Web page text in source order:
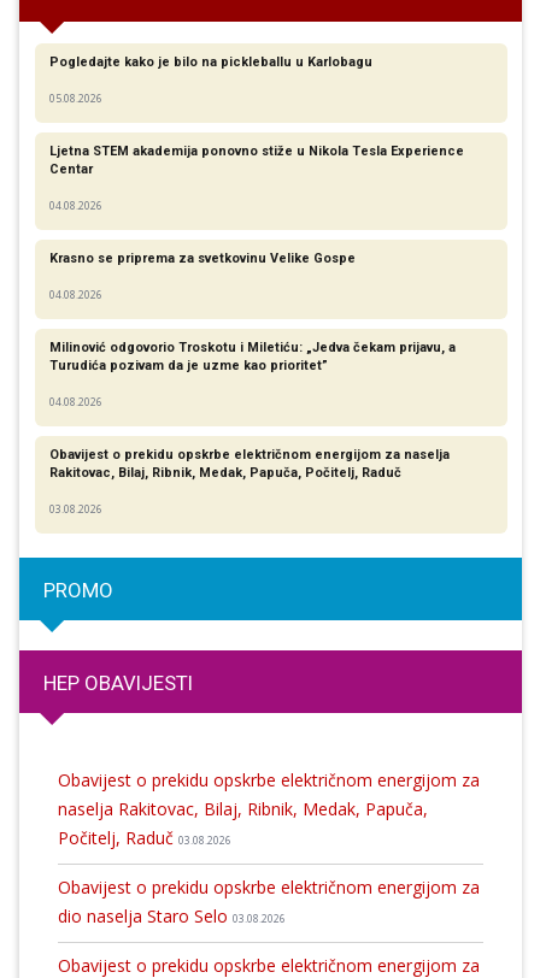
Pogledajte kako je bilo na pickleballu u Karlobagu
05.08.2026
Ljetna STEM akademija ponovno stiže u Nikola Tesla Experience
Centar
04.08.2026
Krasno se priprema za svetkovinu Velike Gospe
04.08.2026
Milinović odgovorio Troskotu i Miletiću: „Jedva čekam prijavu, a
Turudića pozivam da je uzme kao prioritet”
04.08.2026
Obavijest o prekidu opskrbe električnom energijom za naselja
Rakitovac, Bilaj, Ribnik, Medak, Papuča, Počitelj, Raduč
03.08.2026
PROMO
HEP OBAVIJESTI
Obavijest o prekidu opskrbe električnom energijom za
naselja Rakitovac, Bilaj, Ribnik, Medak, Papuča,
Počitelj, Raduč 03.08.2026
Obavijest o prekidu opskrbe električnom energijom za
dio naselja Staro Selo 03.08.2026
Obavijest o prekidu opskrbe električnom energijom za